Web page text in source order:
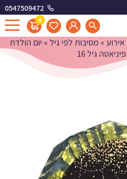
0547509472
0 גיל 16
אירוע » מסיבות לפי גיל » יום הולדת
פיניאטה גיל 16